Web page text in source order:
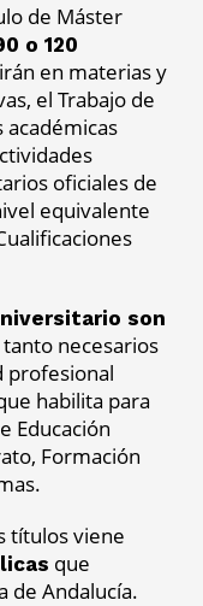
de Máster
o 120
en materias y
el Trabajo de
académicas
oficiales de
equivalente
son
necesarios
profesional
habilita para
Educación
Formación
títulos viene
que
de Andalucía.